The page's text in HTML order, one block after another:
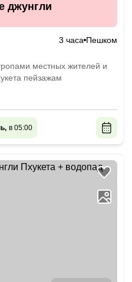
джунгли
3 часа Пешком
местных жителей и
пейзажам
в 05:00